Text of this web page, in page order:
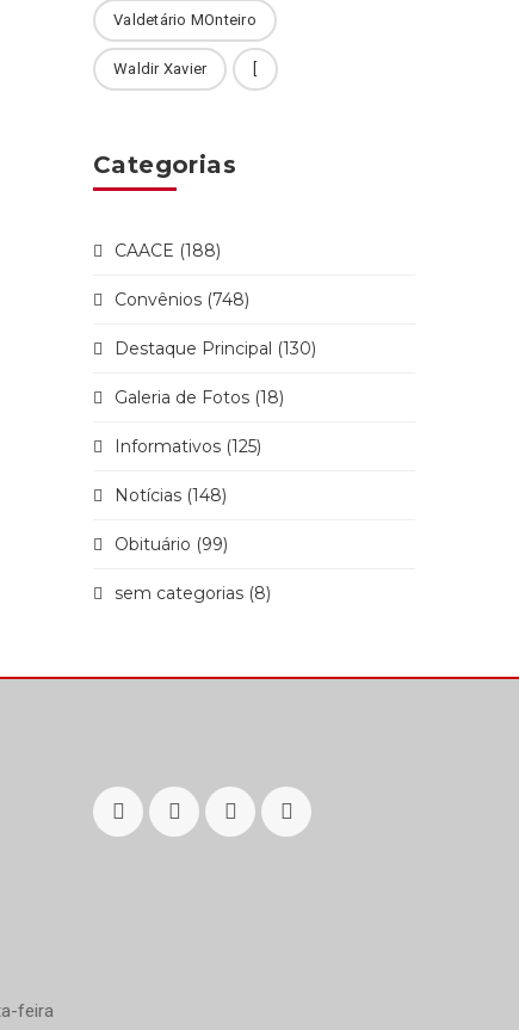
Valdetário MOnteiro
Waldir Xavier
Categorias
CAACE (188)
Convênios (748)
Destaque Principal (130)
Galeria de Fotos (18)
Informativos (125)
Notícias (148)
Obituário (99)
sem categorias (8)
feira